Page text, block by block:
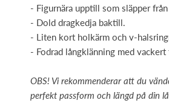
- Figurnära upptill som släpper
- Dold dragkedja baktill.
- Liten kort holkärm och v-
- Fodrad långklänning med vackert
OBS! Vi rekommenderar att du
perfekt passform och längd på din